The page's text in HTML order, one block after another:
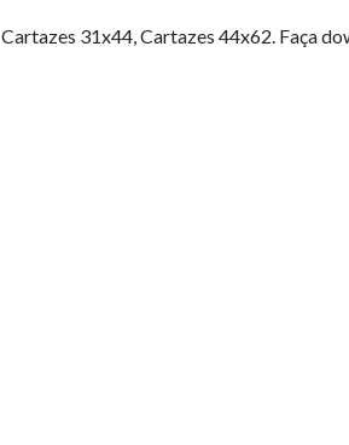
Cartazes 31x44, Cartazes 44x62. Faça